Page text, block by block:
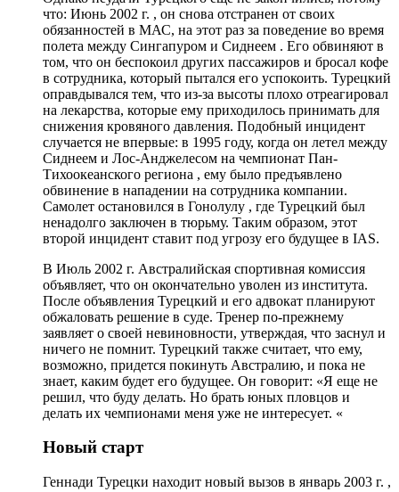
что: Июнь 2002 г. , он снова отстранен от своих
обязанностей в МАС, на этот раз за поведение во время
полета между Сингапуром и Сиднеем . Его обвиняют в
том, что он беспокоил других пассажиров и бросал кофе
в сотрудника, который пытался его успокоить. Турецкий
оправдывался тем, что из-за высоты плохо отреагировал
на лекарства, которые ему приходилось принимать для
снижения кровяного давления. Подобный инцидент
случается не впервые: в 1995 году, когда он летел между
Сиднеем и Лос-Анджелесом на чемпионат Пан-
Тихоокеанского региона , ему было предъявлено
обвинение в нападении на сотрудника компании.
Самолет остановился в Гонолулу , где Турецкий был
ненадолго заключен в тюрьму. Таким образом, этот
второй инцидент ставит под угрозу его будущее в IAS.
В Июль 2002 г. Австралийская спортивная комиссия
объявляет, что он окончательно уволен из института.
После объявления Турецкий и его адвокат планируют
обжаловать решение в суде. Тренер по-прежнему
заявляет о своей невиновности, утверждая, что заснул и
ничего не помнит. Турецкий также считает, что ему,
возможно, придется покинуть Австралию, и пока не
знает, каким будет его будущее. Он говорит: «Я еще не
решил, что буду делать. Но брать юных пловцов и
делать их чемпионами меня уже не интересует. «
Новый старт
Геннади Турецки находит новый вызов в январь 2003 г. ,